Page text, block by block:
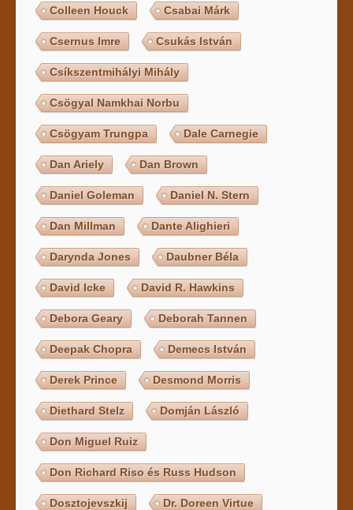
Colleen Houck Csabai Márk
Csernus Imre Csukás István
Csíkszentmihályi Mihály
Csögyal Namkhai Norbu
Csögyam Trungpa Dale Carnegie
Dan Ariely Dan Brown
Daniel Goleman Daniel N. Stern
Dan Millman Dante Alighieri
Darynda Jones Daubner Béla
David Icke David R. Hawkins
Debora Geary Deborah Tannen
Deepak Chopra Demecs István
Derek Prince Desmond Morris
Diethard Stelz Domján László
Don Miguel Ruiz
Don Richard Riso és Russ Hudson
Dosztojevszkij Dr. Doreen Virtue